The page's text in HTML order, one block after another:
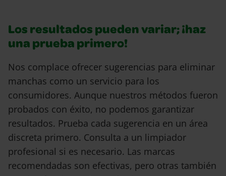
Los resultados pueden variar; ¡haz
una prueba primero!
Nos complace ofrecer sugerencias para eliminar
manchas como un servicio para los
consumidores. Aunque nuestros métodos fueron
probados con éxito, no podemos garantizar
resultados. Prueba cada sugerencia en un área
discreta primero. Consulta a un limpiador
profesional si es necesario. Las marcas
recomendadas son efectivas, pero otras también